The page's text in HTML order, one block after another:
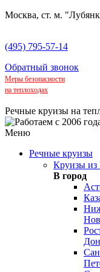
Москва, ст. м.
(495) 795-57-14
Обратный звонок
Меры безопасности
на теплоходах
Речные круизы на
Меню
Речные круизы
Круизы
В город